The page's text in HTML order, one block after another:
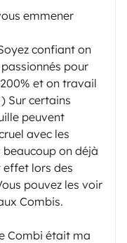
my advice on
choose to leave
outside
department or
the included
emmener
confiant on
pour
et on travail
Sur certains
peuvent
avec les
on déjà
effet lors des
pouvez les voir
Combis.
Combi était ma